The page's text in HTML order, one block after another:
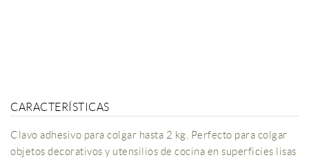
CARACTERÍSTICAS
Clavo adhesivo para colgar hasta 2 kg. Perfecto para colgar
objetos decorativos y utensilios de cocina en superficies lisas